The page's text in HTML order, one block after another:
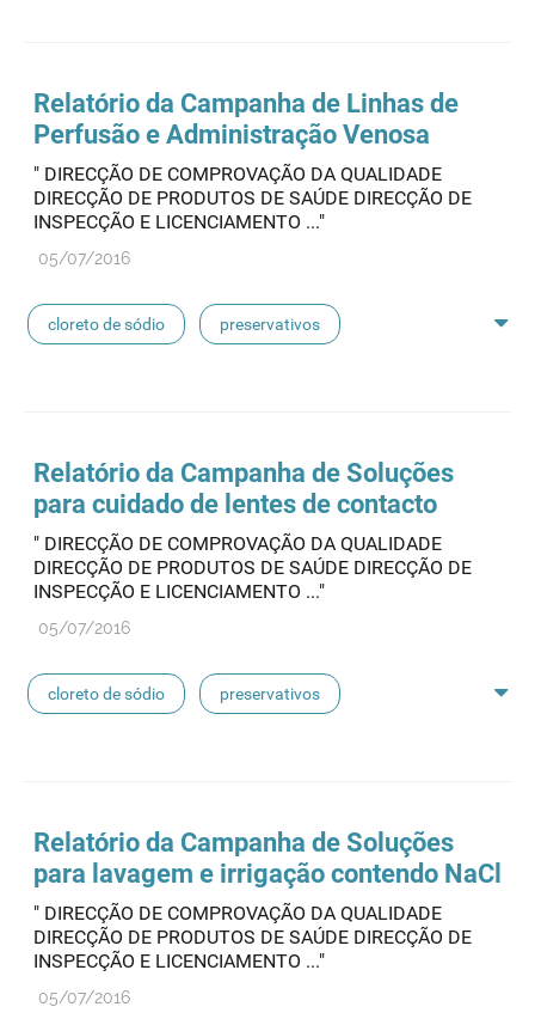
pensos lancetas luvas cirúrgicas
concentrados de hemodiálise lavagem nasal
Relatório da Campanha de Linhas de
Perfusão e Administração Venosa
" DIRECÇÃO DE COMPROVAÇÃO DA QUALIDADE
DIRECÇÃO DE PRODUTOS DE SAÚDE DIRECÇÃO DE
INSPECÇÃO E LICENCIAMENTO ..."
05/07/2016
cloreto de sódio preservativos
pensos lancetas luvas cirúrgicas
concentrados de hemodiálise lavagem nasal
Relatório da Campanha de Soluções
para cuidado de lentes de contacto
" DIRECÇÃO DE COMPROVAÇÃO DA QUALIDADE
DIRECÇÃO DE PRODUTOS DE SAÚDE DIRECÇÃO DE
INSPECÇÃO E LICENCIAMENTO ..."
05/07/2016
cloreto de sódio preservativos
pensos lancetas luvas cirúrgicas
concentrados de hemodiálise lavagem nasal
Relatório da Campanha de Soluções
para lavagem e irrigação contendo NaCl
" DIRECÇÃO DE COMPROVAÇÃO DA QUALIDADE
DIRECÇÃO DE PRODUTOS DE SAÚDE DIRECÇÃO DE
INSPECÇÃO E LICENCIAMENTO ..."
05/07/2016